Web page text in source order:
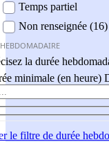
Temps partiel
Non renseignée (16)
la durée
minimale (en heure)
le filtre de durée